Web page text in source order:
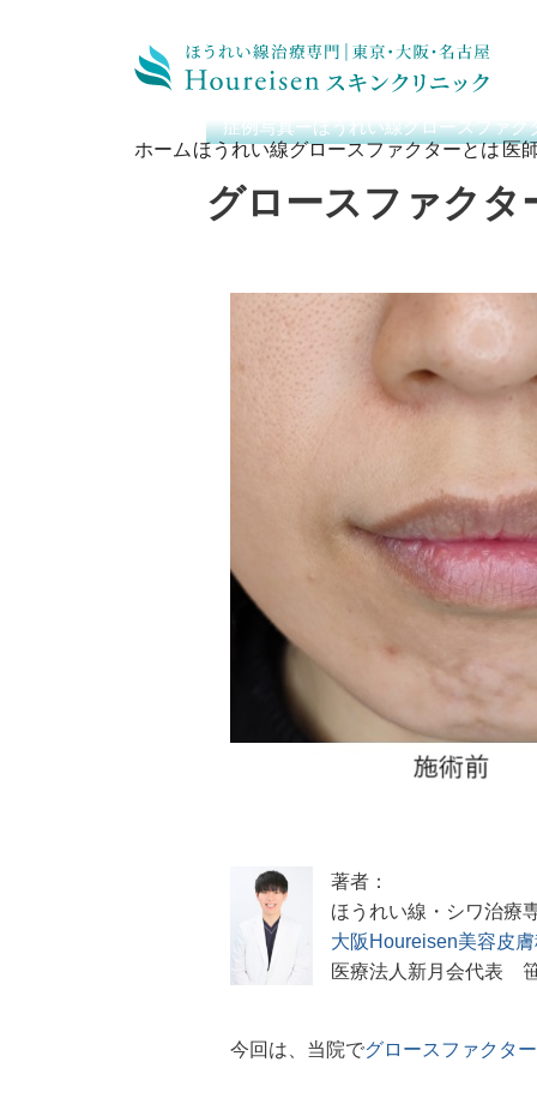
ホーム ほうれい線グロースファクターとは医
症例写真ーほうれい線グロースファク
グロースファク
著者：
ほうれい線・シワ治
大阪Houreisen美容皮
医療法人新月会代表
今回は、当院でグロースファクタ